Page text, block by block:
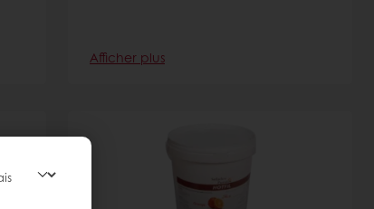
Afficher plus